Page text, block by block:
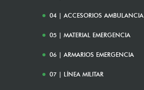
04 | ACCESORIOS AMBULANCIA
05 | MATERIAL EMERGENCIA
06 | ARMARIOS EMERGENCIA
07 | LÍNEA MILITAR